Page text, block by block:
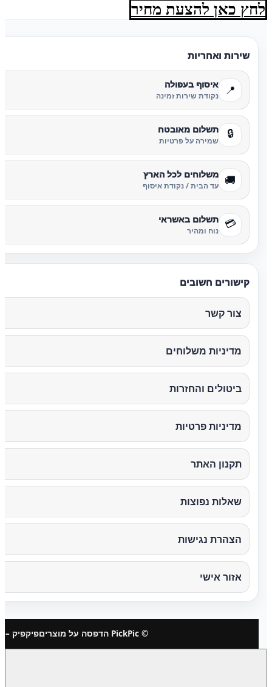
לחץ כאן להצעת מחיר
שירות ואחריות
📍 איסוף בעפולה
נקודת שירות זמינה
🔒 תשלום מאובטח
שמירה על פרטיות
🚚 משלוחים לכל הארץ
עד הבית / נקודת איסוף
💳 תשלום באשראי
נוח ומהיר
קישורים חשובים
צור קשר
מדיניות משלוחים
ביטולים והחזרות
מדיניות פרטיות
תקנון האתר
שאלות נפוצות
הצהרת נגישות
אזור אישי
© PickPic הדפסה על מוצרים פיקפיק –